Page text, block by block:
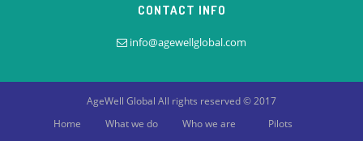
CONTACT INFO
info@agewellglobal.com
AgeWell Global All rights reserved © 2017
Home
What we do Who we are
Pilots